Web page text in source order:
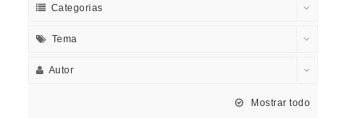
Categorias
Tema
Autor
Mostrar todo